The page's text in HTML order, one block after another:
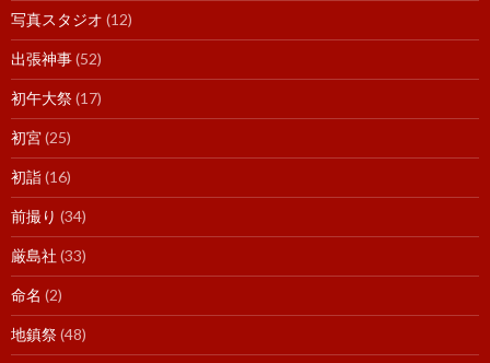
写真スタジオ (12)
出張神事(52)
初午大祭(17)
初宮(25)
初詣(16)
前撮り (34)
厳島社 (33)
命名 (2)
地鎮祭(48)